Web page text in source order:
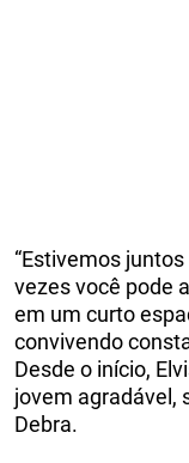
“Estivemos
vezes você pode
em um curto
convivendo
Desde o início,
jovem agradável,
Debra.